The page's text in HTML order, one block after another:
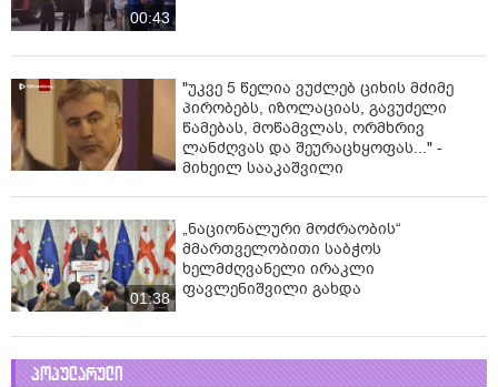
00:43
"უკვე 5 წელია ვუძლებ ციხის მძიმე
პირობებს, იზოლაციას, გავუძელი
წამებას, მოწამვლას, ორმხრივ
ლანძღვას და შეურაცხყოფას..." -
მიხეილ სააკაშვილი
01:38
„ნაციონალური მოძრაობის“
მმართველობითი საბჭოს
ხელმძღვანელი ირაკლი
ფავლენიშვილი გახდა
პოპულარული